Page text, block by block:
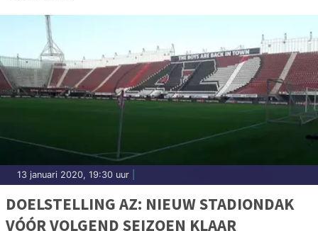
13 januari 2020, 19:30 uur
DOELSTELLING AZ: NIEUW STADIONDAK
VÓÓR VOLGEND SEIZOEN KLAAR